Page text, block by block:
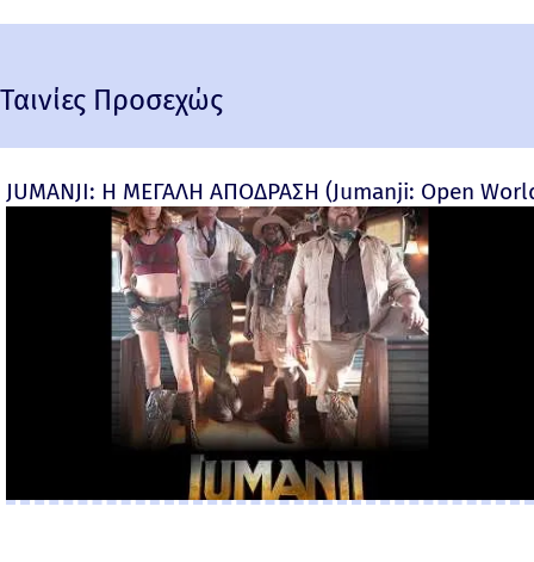
Ταινίες Προσεχώς
JUMANJI: Η ΜΕΓΑΛΗ ΑΠΟΔΡΑΣΗ (Jumanji: Open